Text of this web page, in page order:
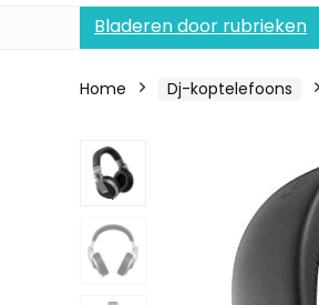
Bladeren door rubrieken
Home Dj-koptelefoons